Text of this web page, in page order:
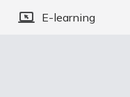
E-learning